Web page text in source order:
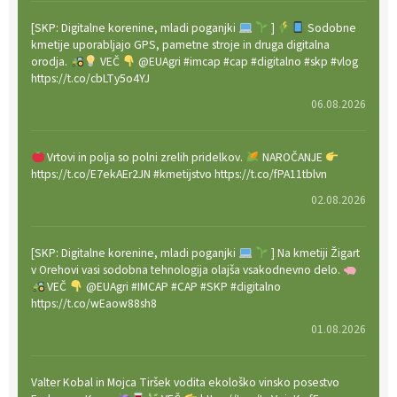
[SKP: Digitalne korenine, mladi poganjki ]
Sodobne
kmetije uporabljajo GPS, pametne stroje in druga digitalna
orodja.
VEČ
@EUAgri #imcap #cap #digitalno #skp #vlog
https://t.co/cbLTy5o4YJ
06.08.2026
Vrtovi in polja so polni zrelih pridelkov.
NAROČANJE
https://t.co/E7ekAEr2JN #kmetijstvo https://t.co/fPA11tblvn
02.08.2026
[SKP: Digitalne korenine, mladi poganjki
] Na kmetiji Žigart
v Orehovi vasi sodobna tehnologija olajša vsakodnevno delo.
VEČ
@EUAgri #IMCAP #CAP #SKP #digitalno
https://t.co/wEaow88sh8
01.08.2026
Valter Kobal in Mojca Tiršek vodita ekološko vinsko posestvo